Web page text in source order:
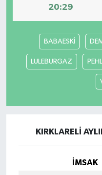
20:29
BABAESKİ
LULEBURGAZ
KIRKLARELİ
İMSAK